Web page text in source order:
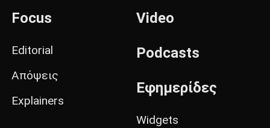
Focus
Editorial
Απόψεις
Explainers
Video
Podcasts
Εφημερίδες
Widgets